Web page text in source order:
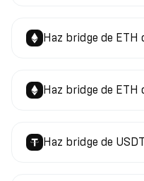
Haz bridge de
Haz bridge de ETH
Haz bridge de